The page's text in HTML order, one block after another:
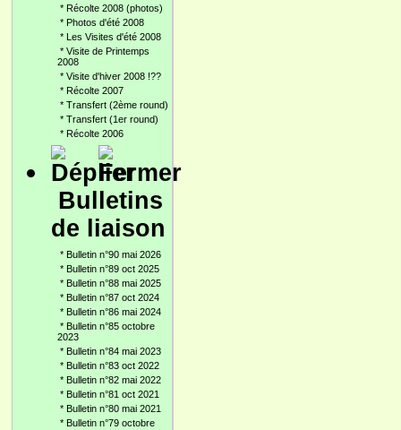
* Récolte 2008 (photos)
* Photos d'été 2008
* Les Visites d'été 2008
* Visite de Printemps
2008
* Visite d'hiver 2008 !??
* Récolte 2007
* Transfert (2ème round)
* Transfert (1er round)
* Récolte 2006
Bulletins
de liaison
* Bulletin n°90 mai 2026
* Bulletin n°89 oct 2025
* Bulletin n°88 mai 2025
* Bulletin n°87 oct 2024
* Bulletin n°86 mai 2024
* Bulletin n°85 octobre
2023
* Bulletin n°84 mai 2023
* Bulletin n°83 oct 2022
* Bulletin n°82 mai 2022
* Bulletin n°81 oct 2021
* Bulletin n°80 mai 2021
* Bulletin n°79 octobre